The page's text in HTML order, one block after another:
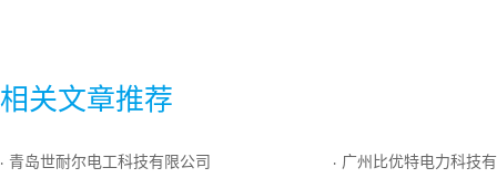
相关文章推荐
· 青岛世耐尔电工科技有限公司 · 广州比优特电力科技